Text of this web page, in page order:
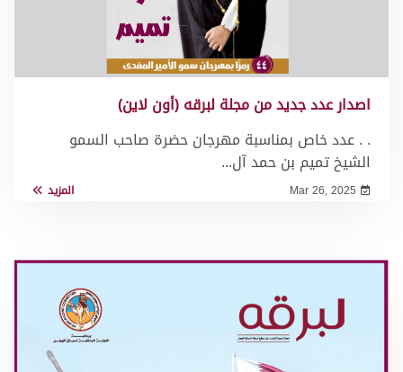
اصدار عدد جديد من مجلة لبرقه (أون لاين)
. . عدد خاص بمناسبة مهرجان حضرة صاحب السمو
الشيخ تميم بن حمد آل...
Mar 26, 2025 المزيد